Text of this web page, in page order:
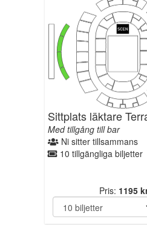
Sittplats läktare
Med tillgång till bar
Ni sitter tillsammans
10 tillgängliga biljetter
Pris: 1195